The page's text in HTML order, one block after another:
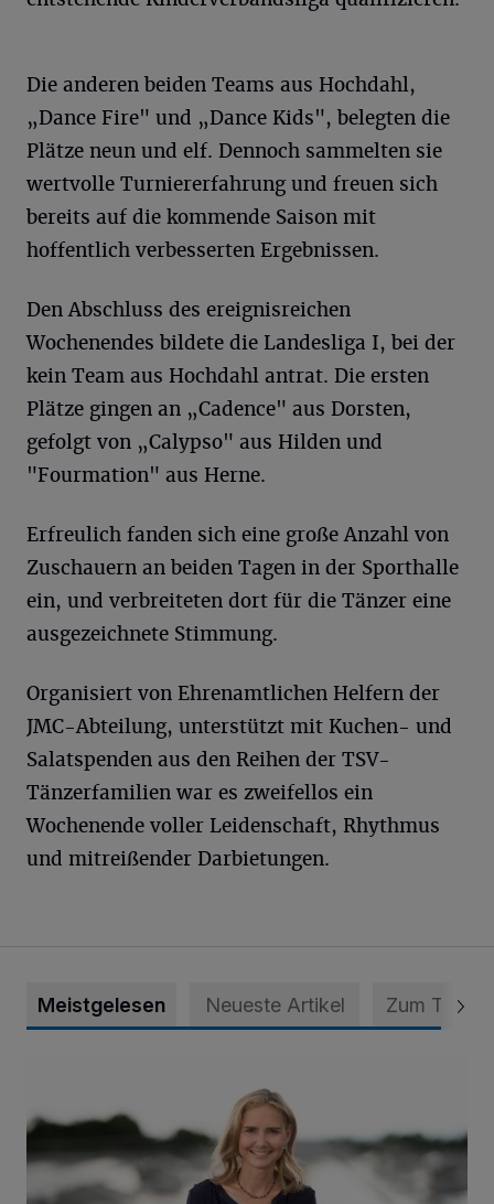
Die anderen beiden Teams aus Hochdahl,
„Dance Fire" und „Dance Kids", belegten die
Plätze neun und elf. Dennoch sammelten sie
wertvolle Turniererfahrung und freuen sich
bereits auf die kommende Saison mit
hoffentlich verbesserten Ergebnissen.
Den Abschluss des ereignisreichen
Wochenendes bildete die Landesliga I, bei der
kein Team aus Hochdahl antrat. Die ersten
Plätze gingen an „Cadence" aus Dorsten,
gefolgt von „Calypso" aus Hilden und
"Fourmation" aus Herne.
Erfreulich fanden sich eine große Anzahl von
Zuschauern an beiden Tagen in der Sporthalle
ein, und verbreiteten dort für die Tänzer eine
ausgezeichnete Stimmung.
Organisiert von Ehrenamtlichen Helfern der
JMC-Abteilung, unterstützt mit Kuchen- und
Salatspenden aus den Reihen der TSV-
Tänzerfamilien war es zweifellos ein
Wochenende voller Leidenschaft, Rhythmus
und mitreißender Darbietungen.
Meistgelesen Neueste Artikel Zum Thema